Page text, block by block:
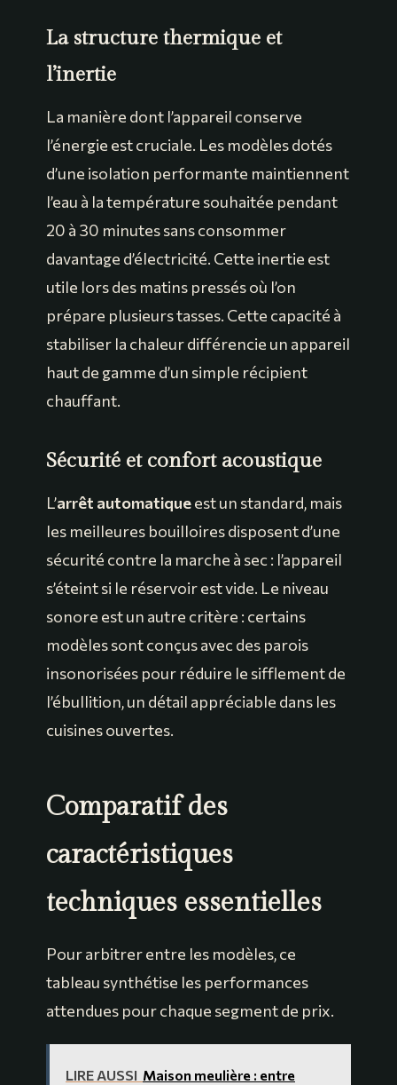
La structure thermique et
l’inertie
La manière dont l’appareil conserve
l’énergie est cruciale. Les modèles dotés
d’une isolation performante maintiennent
l’eau à la température souhaitée pendant
20 à 30 minutes sans consommer
davantage d’électricité. Cette inertie est
utile lors des matins pressés où l’on
prépare plusieurs tasses. Cette capacité à
stabiliser la chaleur différencie un appareil
haut de gamme d’un simple récipient
chauffant.
Sécurité et confort acoustique
L’arrêt automatiqueest un standard, mais
les meilleures bouilloires disposent d’une
sécurité contre la marche à sec : l’appareil
s’éteint si le réservoir est vide. Le niveau
sonore est un autre critère : certains
modèles sont conçus avec des parois
insonorisées pour réduire le sifflement de
l’ébullition, un détail appréciable dans les
cuisines ouvertes.
Comparatif des
caractéristiques
techniques essentielles
Pour arbitrer entre les modèles, ce
tableau synthétise les performances
attendues pour chaque segment de prix.
LIRE AUSSI Maison meulière : entre